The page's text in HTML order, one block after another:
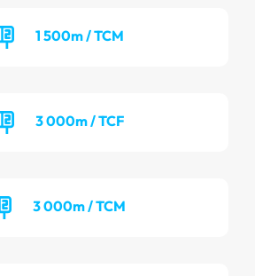
1 500m / TCM
3 000m / TCF
3 000m / TCM